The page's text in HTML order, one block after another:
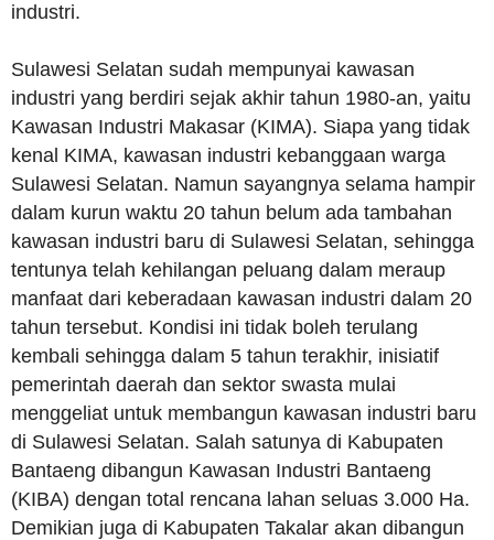
industri.
Sulawesi Selatan sudah mempunyai kawasan
industri yang berdiri sejak akhir tahun 1980-an, yaitu
Kawasan Industri Makasar (KIMA). Siapa yang tidak
kenal KIMA, kawasan industri kebanggaan warga
Sulawesi Selatan. Namun sayangnya selama hampir
dalam kurun waktu 20 tahun belum ada tambahan
kawasan industri baru di Sulawesi Selatan, sehingga
tentunya telah kehilangan peluang dalam meraup
manfaat dari keberadaan kawasan industri dalam 20
tahun tersebut. Kondisi ini tidak boleh terulang
kembali sehingga dalam 5 tahun terakhir, inisiatif
pemerintah daerah dan sektor swasta mulai
menggeliat untuk membangun kawasan industri baru
di Sulawesi Selatan. Salah satunya di Kabupaten
Bantaeng dibangun Kawasan Industri Bantaeng
(KIBA) dengan total rencana lahan seluas 3.000 Ha.
Demikian juga di Kabupaten Takalar akan dibangun